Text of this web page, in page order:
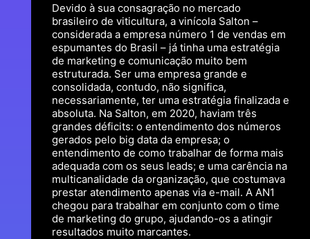
Devido à sua consagração no mercado
brasileiro de viticultura, a vinícola Salton –
considerada a empresa número 1 de vendas em
espumantes do Brasil – já tinha uma estratégia
de marketing e comunicação muito bem
estruturada. Ser uma empresa grande e
consolidada, contudo, não significa,
necessariamente, ter uma estratégia finalizada e
absoluta. Na Salton, em 2020, haviam três
grandes déficits: o entendimento dos números
gerados pelo big data da empresa; o
entendimento de como trabalhar de forma mais
adequada com os seus leads; e uma carência na
multicanalidade da organização, que costumava
prestar atendimento apenas via e-mail. A AN1
chegou para trabalhar em conjunto com o time
de marketing do grupo, ajudando-os a atingir
resultados muito marcantes.